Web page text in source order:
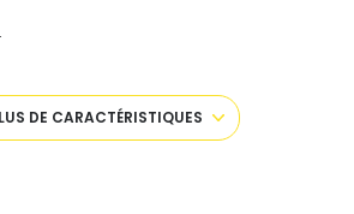
DE CARACTÉRISTIQUES